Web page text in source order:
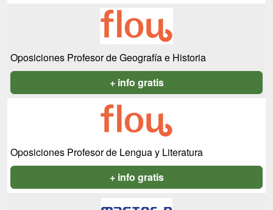
Oposiciones Profesor de Geografía e Historia
+ info gratis
Oposiciones Profesor de Lengua y Literatura
+ info gratis